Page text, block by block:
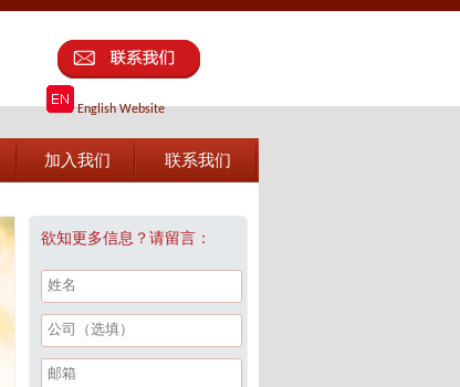
English Website
加入我们 联系我们
欲知更多信息？请留言：